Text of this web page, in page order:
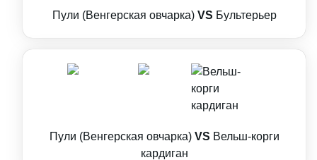
Пули (Венгерская овчарка) VS Бультерьер
Пули (Венгерская овчарка) VS Вельш-корги
кардиган